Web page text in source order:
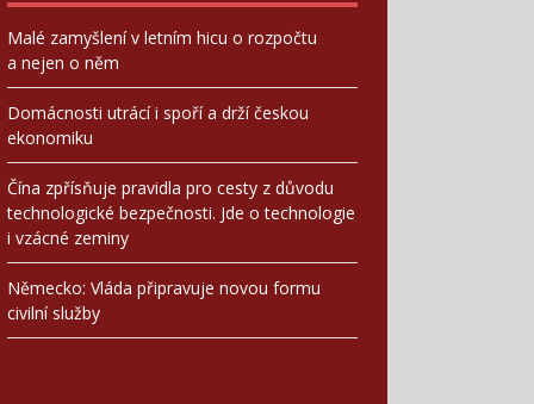
Malé zamyšlení v letním hicu o rozpočtu
a nejen o něm
Domácnosti utrácí i spoří a drží českou
ekonomiku
Čína zpřísňuje pravidla pro cesty z důvodu
technologické bezpečnosti. Jde o technologie
i vzácné zeminy
Německo: Vláda připravuje novou formu
civilní služby